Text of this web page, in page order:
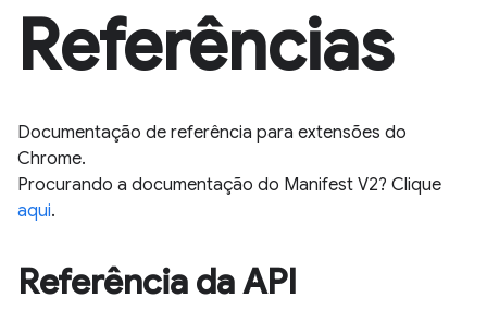
Referências
Documentação de referência para extensões do
Chrome.
Procurando a documentação do Manifest V2? Clique
aqui.
Referência da API